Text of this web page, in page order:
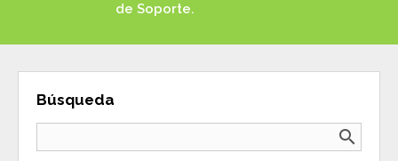
de Soporte.
Búsqueda
search